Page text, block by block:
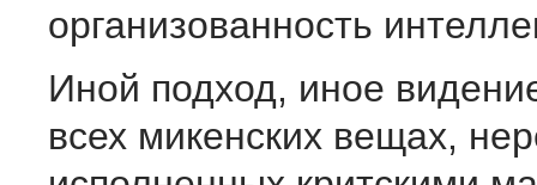
организованность
Иной подход, иное
всех микенских вещах,